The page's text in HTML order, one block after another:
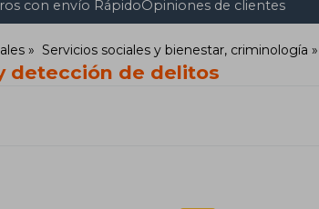
con envío RápidoOpiniones de clientes
Servicios sociales y bienestar, criminología
detección de delitos